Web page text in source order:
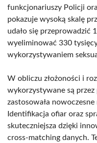
funkcjonariuszy Policji
pokazuje wysoką skalę
udało się przeprowadzić
wyeliminować 330
wykorzystywaniem
W obliczu złożoności i
wykorzystywane są
zastosowała
Identifikacja ofiar oraz
skuteczniejsza dzięki
cross-matching danych.